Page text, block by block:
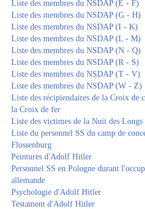
Liste des membres du NSDAP (E - F)
Liste des membres du NSDAP (G - H)
Liste des membres du NSDAP (I - K)
Liste des membres du NSDAP (L - M)
Liste des membres du NSDAP (N - Q)
Liste des membres du NSDAP (R - S)
Liste des membres du NSDAP (T - V)
Liste des membres du NSDAP (W - Z)
Liste des récipiendaires de la Croix de
la Croix de fer
Liste des victimes de la Nuit des Longs
Liste du personnel SS du camp de
Flossenburg
Peintures d'Adolf Hitler
Personnel SS en Pologne durant
allemande
Psychologie d'Adolf Hitler
Testament d'Adolf Hitler